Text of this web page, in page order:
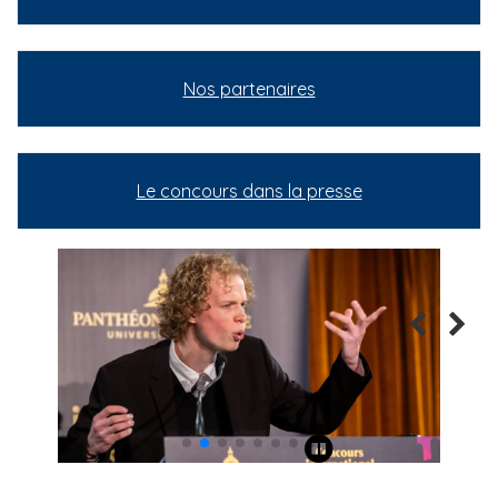
Nos partenaires
Le concours dans la presse